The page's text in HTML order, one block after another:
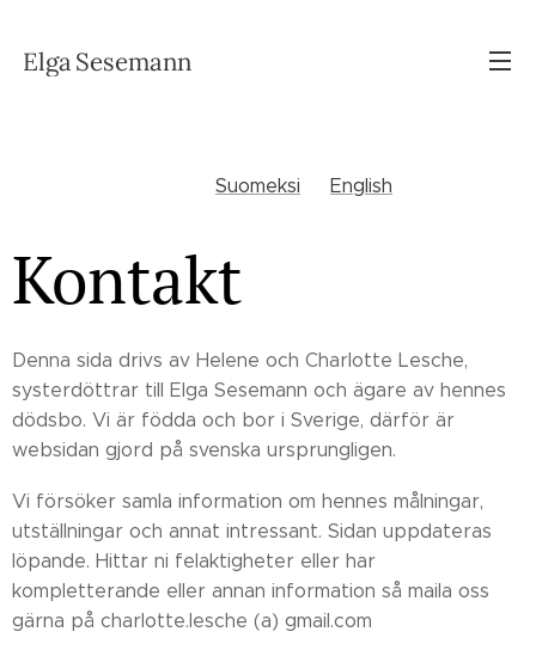
ElgaSesemann
Suomeksi English
Kontakt
Denna sida drivs av Helene och Charlotte Lesche,
systerdöttrar till Elga Sesemann och ägare av hennes
dödsbo. Vi är födda och bor i Sverige, därför är
websidan gjord på svenska ursprungligen.
Vi försöker samla information om hennes målningar,
utställningar och annat intressant. Sidan uppdateras
löpande. Hittar ni felaktigheter eller har
kompletterande eller annan information så maila oss
gärna på charlotte.lesche (a) gmail.com